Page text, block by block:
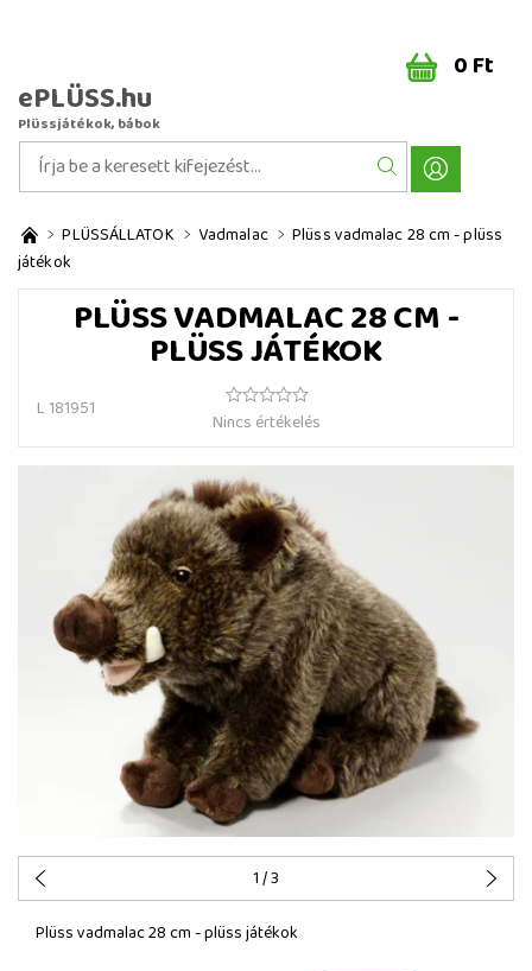
ePLÜSS.hu
Plüssjátékok, bábok
0 Ft
PLÜSSÁLLATOK Vadmalac
Plüss vadmalac 28 cm - plüss
játékok
PLÜSS VADMALAC 28 CM -
PLÜSS JÁTÉKOK
L 181951
Nincs értékelés
1/ 3
Plüss vadmalac 28 cm - plüss játékok